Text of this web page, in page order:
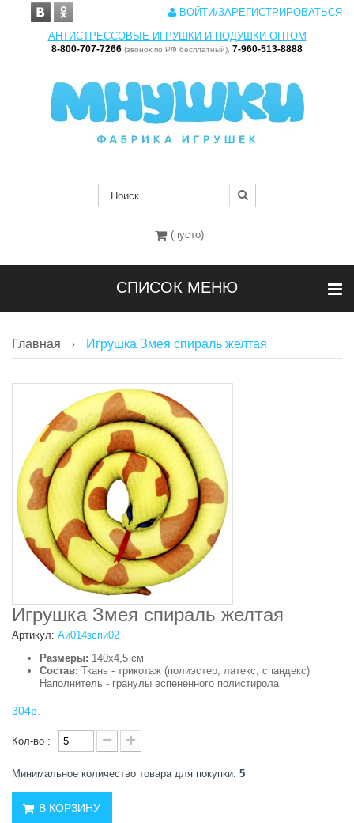
ВОЙТИ/ЗАРЕГИСТРИРОВАТЬСЯ
АНТИСТРЕССОВЫЕ ИГРУШКИ И ПОДУШКИ ОПТОМ
8-800-707-7266 (звонок по РФ бесплатный), 7-960-513-8888
(пусто)
СПИСОК МЕНЮ
Главная Игрушка Змея спираль желтая
Игрушка Змея спираль желтая
Артикул: Аи014зспи02
Размеры: 140х4,5 см
Состав: Ткань - трикотаж (полиэстер, латекс, спандекс)
Наполнитель - гранулы вспененного полистирола
304р.
Кол-во :
Минимальное количество товара для покупки: 5
В КОРЗИНУ